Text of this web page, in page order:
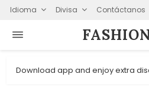
Idioma Divisa Contáctanos
FASHION⁠
Download app and enjoy extra